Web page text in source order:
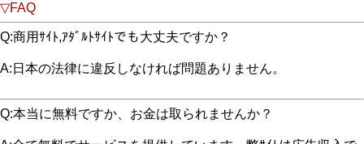
▽FAQ
Q:商用ｻｲﾄ,ｱﾀﾞﾙﾄｻｲﾄでも大丈夫ですか？
A:日本の法律に違反しなければ問題ありません。
Q:本当に無料ですか、お金は取られませんか？